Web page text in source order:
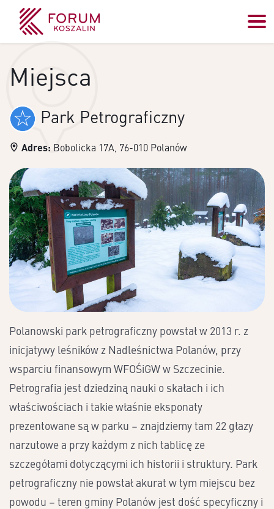
Miejsca
Park Petrograficzny
Adres: Bobolicka 17A, 76-010 Polanów
Polanowski park petrograficzny powstał w 2013 r. z
inicjatywy leśników z Nadleśnictwa Polanów, przy
wsparciu finansowym WFOŚiGW w Szczecinie.
Petrografia jest dziedziną nauki o skałach i ich
właściwościach i takie właśnie eksponaty
prezentowane są w parku – znajdziemy tam 22 głazy
narzutowe a przy każdym z nich tablicę ze
szczegółami dotyczącymi ich historii i struktury. Park
petrograficzny nie powstał akurat w tym miejscu bez
powodu – teren gminy Polanów jest dość specyficzny i